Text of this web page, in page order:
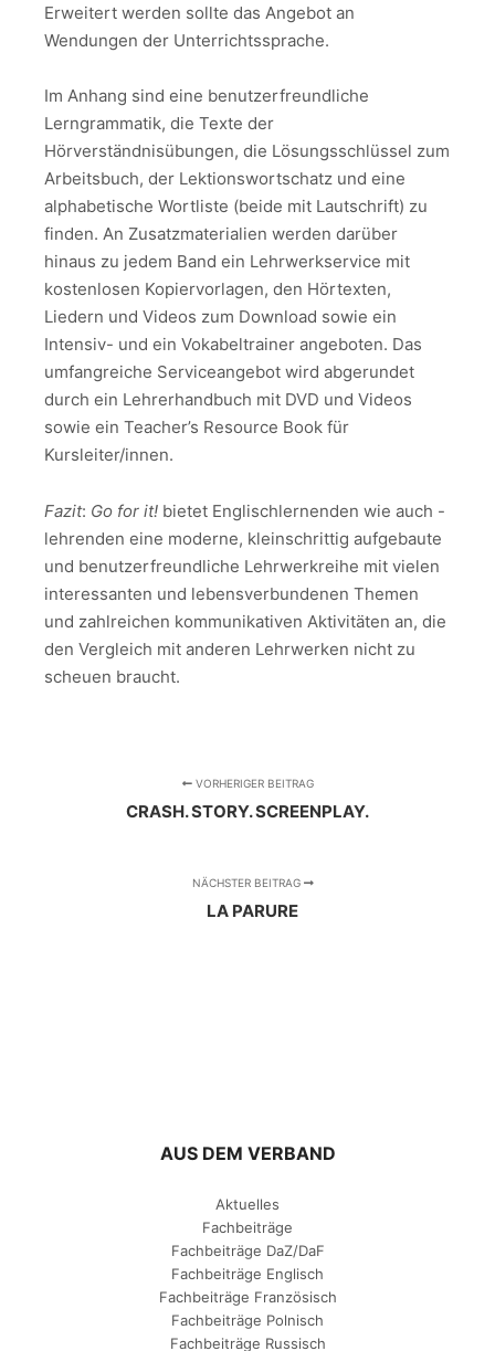
Erweitert werden sollte das Angebot an
Wendungen der Unterrichtssprache.
Im Anhang sind eine benutzerfreundliche
Lerngrammatik, die Texte der
Hörverständnisübungen, die Lösungsschlüssel zum
Arbeitsbuch, der Lektionswortschatz und eine
alphabetische Wortliste (beide mit Lautschrift) zu
finden. An Zusatzmaterialien werden darüber
hinaus zu jedem Band ein Lehrwerkservice mit
kostenlosen Kopiervorlagen, den Hörtexten,
Liedern und Videos zum Download sowie ein
Intensiv- und ein Vokabeltrainer angeboten. Das
umfangreiche Serviceangebot wird abgerundet
durch ein Lehrerhandbuch mit DVD und Videos
sowie ein Teacher’s Resource Book für
Kursleiter/innen.
Fazit: Go for it! bietet Englischlernenden wie auch -
lehrenden eine moderne, kleinschrittig aufgebaute
und benutzerfreundliche Lehrwerkreihe mit vielen
interessanten und lebensverbundenen Themen
und zahlreichen kommunikativen Aktivitäten an, die
den Vergleich mit anderen Lehrwerken nicht zu
scheuen braucht.
VORHERIGER BEITRAG
CRASH. STORY. SCREENPLAY.
NÄCHSTER BEITRAG
LA PARURE
AUS DEM VERBAND
Aktuelles
Fachbeiträge
Fachbeiträge DaZ/DaF
Fachbeiträge Englisch
Fachbeiträge Französisch
Fachbeiträge Polnisch
Fachbeiträge Russisch